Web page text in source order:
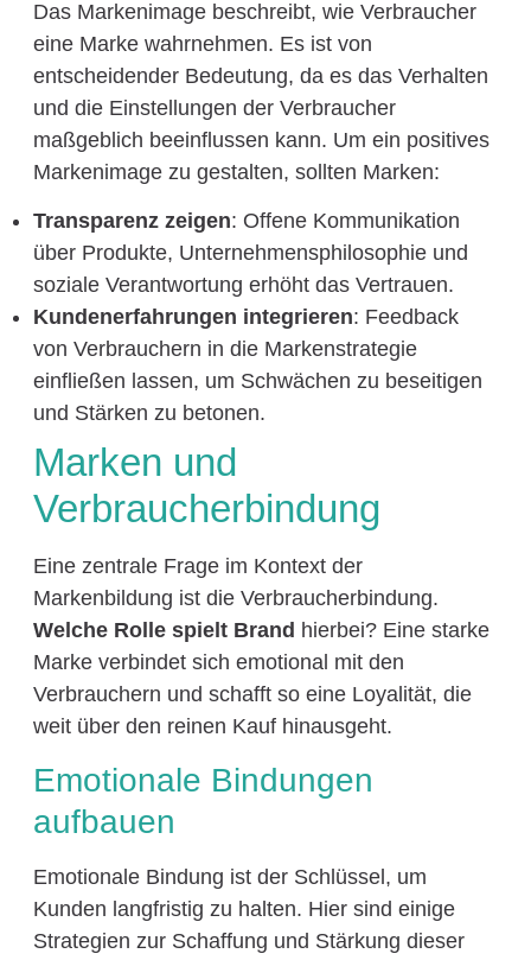
Das Markenimage beschreibt, wie Verbraucher
eine Marke wahrnehmen. Es ist von
entscheidender Bedeutung, da es das Verhalten
und die Einstellungen der Verbraucher
maßgeblich beeinflussen kann. Um ein positives
Markenimage zu gestalten, sollten Marken:
Transparenz zeigen: Offene Kommunikation
über Produkte, Unternehmensphilosophie und
soziale Verantwortung erhöht das Vertrauen.
Kundenerfahrungen integrieren: Feedback
von Verbrauchern in die Markenstrategie
einfließen lassen, um Schwächen zu beseitigen
und Stärken zu betonen.
Marken und
Verbraucherbindung
Eine zentrale Frage im Kontext der
Markenbildung ist die Verbraucherbindung.
Welche Rolle spielt Brand hierbei? Eine starke
Marke verbindet sich emotional mit den
Verbrauchern und schafft so eine Loyalität, die
weit über den reinen Kauf hinausgeht.
Emotionale Bindungen
aufbauen
Emotionale Bindung ist der Schlüssel, um
Kunden langfristig zu halten. Hier sind einige
Strategien zur Schaffung und Stärkung dieser